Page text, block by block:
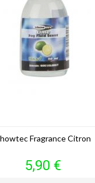
Fragrance Citron
Prix
5,90 €